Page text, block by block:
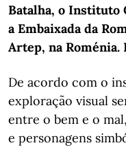
Batalha, o Instituto
a Embaixada da
Artep, na
De acordo com o
exploração visual
entre o bem e o
e personagens